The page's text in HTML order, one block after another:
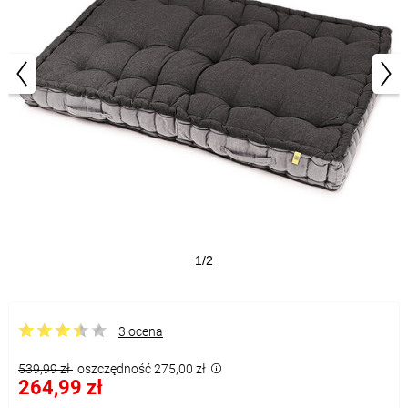
1/2
3 ocena
539,99 zł oszczędność 275,00 zł
264,99 zł